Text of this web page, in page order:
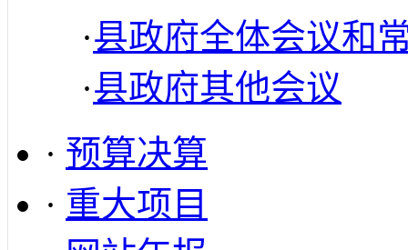
·县政府全体会议和
·县政府其他会议
· 预算决算
· 重大项目